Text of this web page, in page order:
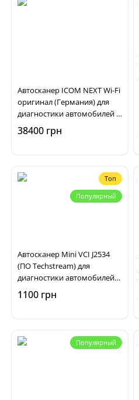
Автосканер ICOM NEXT Wi-Fi
оригинал (Германия) для
диагностики автомобилей и
мотоциклов BMW, MINI
38400 грн
Топ
Популярный
Автосканер Mini VCI J2534
(ПО Techstream) для
диагностики автомобилей
Toyota, Lexus
1100 грн
Популярный